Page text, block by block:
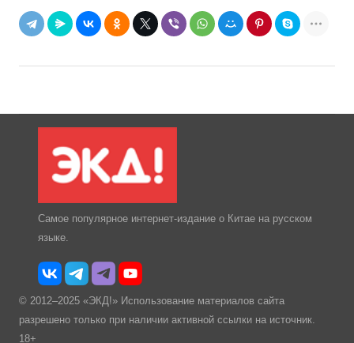
Самое популярное интернет-издание о Китае на русском
языке.
© 2012–2025 «ЭКД!» Использование материалов сайта
разрешено только при наличии активной ссылки на источник.
18+